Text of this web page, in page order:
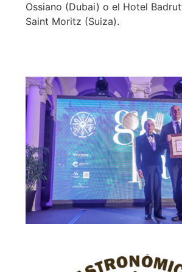
Ossiano (Dubai) o el Hotel
Saint Moritz (Suiza).